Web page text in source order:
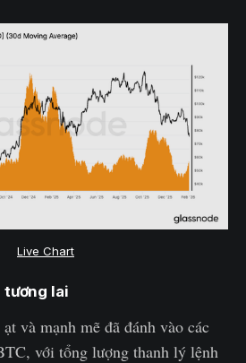
Live Chart
tương lai
và mạnh mẽ đã đánh vào các
với tổng lượng thanh lý lệnh